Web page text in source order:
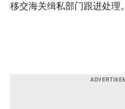
移交海关缉私部门跟进处理。